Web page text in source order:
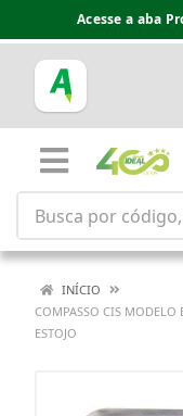
Acesse a aba
INÍCIO
COMPASSO CIS MODELO
ESTOJO